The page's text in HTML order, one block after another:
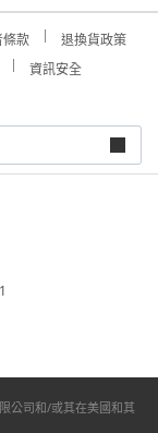
款
退換貨政策
資訊安全
公司和/或其在美國和其